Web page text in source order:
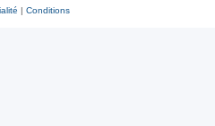
| Conditions